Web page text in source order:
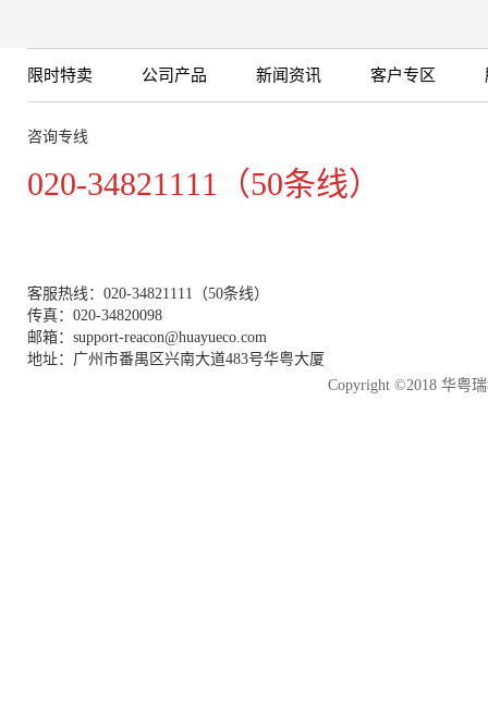
细胞培养瓶
More
限时特卖 公司产品 新闻资讯 客户专区
咨询专线
020-34821111（50条线）
客服热线：020-34821111（50条线）
传真：020-34820098
邮箱：support-reacon@huayueco.com
地址：广州市番禺区兴南大道483号华粤大厦
Copyright ©2018 华粤